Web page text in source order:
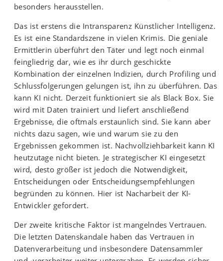
besonders herausstellen.
Das ist erstens die Intransparenz Künstlicher Intelligenz.
Es ist eine Standardszene in vielen Krimis. Die geniale
Ermittlerin überführt den Täter und legt noch einmal
feingliedrig dar, wie es ihr durch geschickte
Kombination der einzelnen Indizien, durch Profiling und
Schlussfolgerungen gelungen ist, ihn zu überführen. Das
kann KI nicht. Derzeit funktioniert sie als Black Box. Sie
wird mit Daten trainiert und liefert anschließend
Ergebnisse, die oftmals erstaunlich sind. Sie kann aber
nichts dazu sagen, wie und warum sie zu den
Ergebnissen gekommen ist. Nachvollziehbarkeit kann KI
heutzutage nicht bieten. Je strategischer KI eingesetzt
wird, desto größer ist jedoch die Notwendigkeit,
Entscheidungen oder Entscheidungsempfehlungen
begründen zu können. Hier ist Nacharbeit der KI-
Entwickler gefordert.
Der zweite kritische Faktor ist mangelndes Vertrauen.
Die letzten Datenskandale haben das Vertrauen in
Datenverarbeitung und insbesondere Datensammler